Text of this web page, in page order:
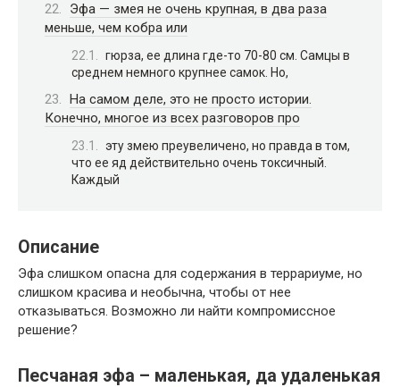
Эфа — змея не очень крупная, в два раза
меньше, чем кобра или
гюрза, ее длина где-то 70-80 см. Самцы в
среднем немного крупнее самок. Но,
На самом деле, это не просто истории.
Конечно, многое из всех разговоров про
эту змею преувеличено, но правда в том,
что ее яд действительно очень токсичный.
Каждый
Описание
Эфа слишком опасна для содержания в террариуме, но
слишком красива и необычна, чтобы от нее
отказываться. Возможно ли найти компромиссное
решение?
Песчаная эфа – маленькая, да удаленькая